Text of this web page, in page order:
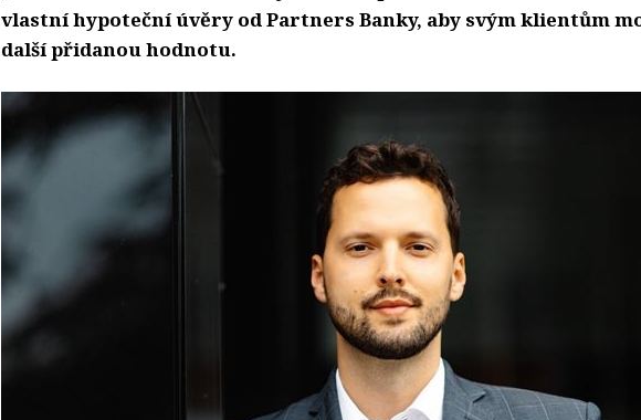
vlastní hypoteční úvěry od Partners Banky, aby svým klientům
další přidanou hodnotu.